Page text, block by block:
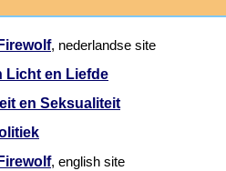
, nederlandse site
Licht en Liefde
en Seksualiteit
, english site